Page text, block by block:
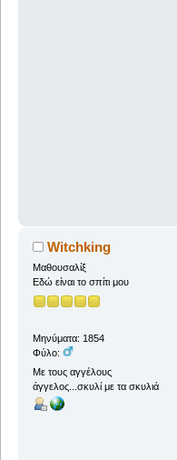
Witchking
Μαθουσαλίξ
Εδώ είναι το σπίτι μου
Μηνύματα: 1854
Φύλο:
Με τους αγγέλους
άγγελος...σκυλί με τα σκυλιά